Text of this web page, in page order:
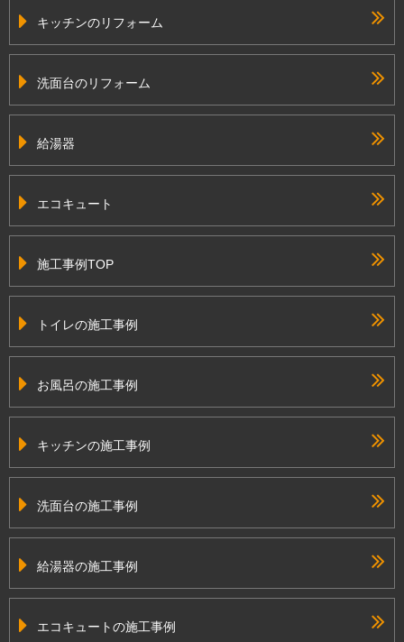
キッチンのリフォーム
洗面台のリフォーム
給湯器
エコキュート
施工事例TOP
トイレの施工事例
お風呂の施工事例
キッチンの施工事例
洗面台の施工事例
給湯器の施工事例
エコキュートの施工事例